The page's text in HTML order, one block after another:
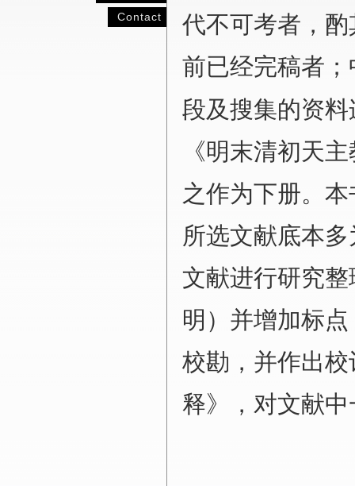
Contact
代不可考者，
前已经完稿者
段及搜集的资
《明末清初天
之作为下册。
所选文献底本
文献进行研究
明）并增加标
校勘，并作出
释》，对文献